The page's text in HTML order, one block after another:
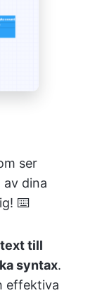
ser
dina
⌨️
till
syntax.
effektiva